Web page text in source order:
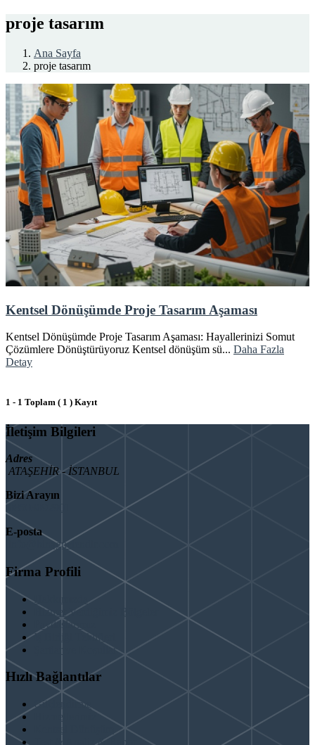
proje tasarım
Ana Sayfa
proje tasarım
Kentsel Dönüşümde Proje Tasarım Aşaması
Kentsel Dönüşümde Proje Tasarım Aşaması: Hayallerinizi Somut
Çözümlere Dönüştürüyoruz Kentsel dönüşüm sü... Daha Fazla
Detay
1 - 1 Toplam ( 1 ) Kayıt
İletişim Bilgileri
Adres
ATAŞEHİR - İSTANBUL
Bizi Arayın
E-posta
info@binaguclendir.com
Firma Profili
Hakkımızda
Hizmet Verdiğimiz Bölgeler
Paydaşlarımız
İş Birliği Teklifleri
Şartlar ve Koşullar
Hızlı Bağlantılar
Güçlendirme
Hizmetlerimiz
Test & Analiz & Rapor